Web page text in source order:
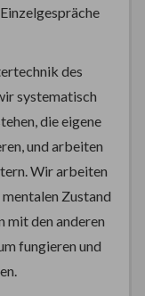
des
systematisch
die eigene
und arbeiten
Wir arbeiten
Zustand
mit den anderen
fungieren und